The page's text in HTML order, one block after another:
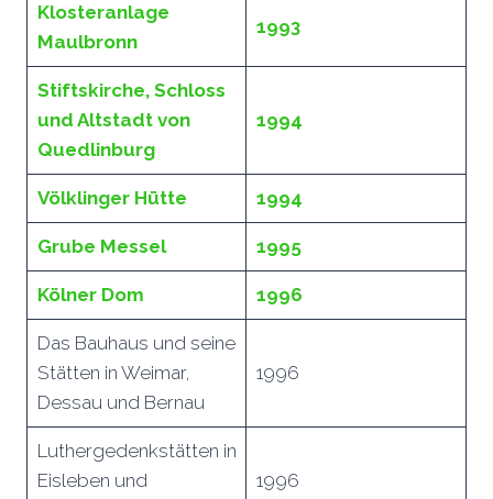
Klosteranlage
Maulbronn
1993
Stiftskirche, Schloss
und Altstadt von
Quedlinburg
1994
Völklinger Hütte 1994
Grube Messel 1995
Kölner Dom 1996
Das Bauhaus und seine
Stätten in Weimar,
Dessau und Bernau
1996
Luthergedenkstätten in
Eisleben und
1996